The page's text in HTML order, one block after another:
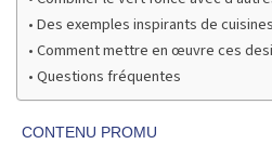
Des exemples inspirants de
Comment mettre en œuvre ces
Questions fréquentes